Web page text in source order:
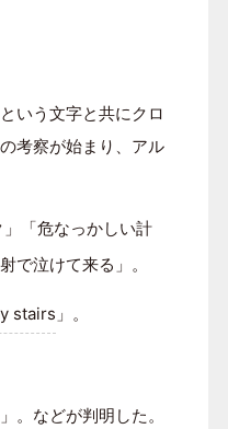
いう文字と共にクロ
考察が始まり、アル
「危なっかしい計
で泣けて来る」。
stairs 」。
」。などが判明した。